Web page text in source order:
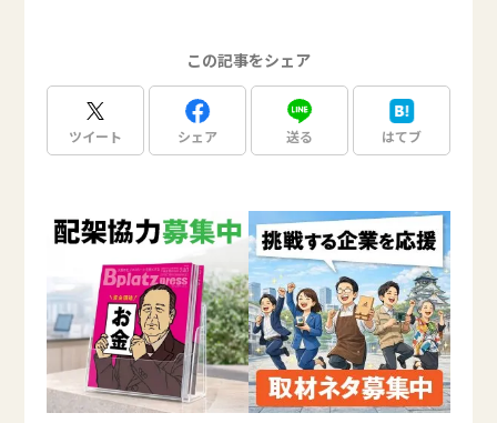
この記事をシェア
ツイート シェア 送る はてブ